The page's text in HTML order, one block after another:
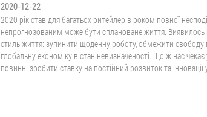
2020-12-22
2020 рік став для багатьох ритейлерів роком повної
непрогнозованим може бути сплановане життя.
стиль життя: зупинити щоденну роботу, обмежити свободу
глобальну економіку в стан невизначеності. Що ж нас
повинні зробити ставку на постійний розвиток та інновації